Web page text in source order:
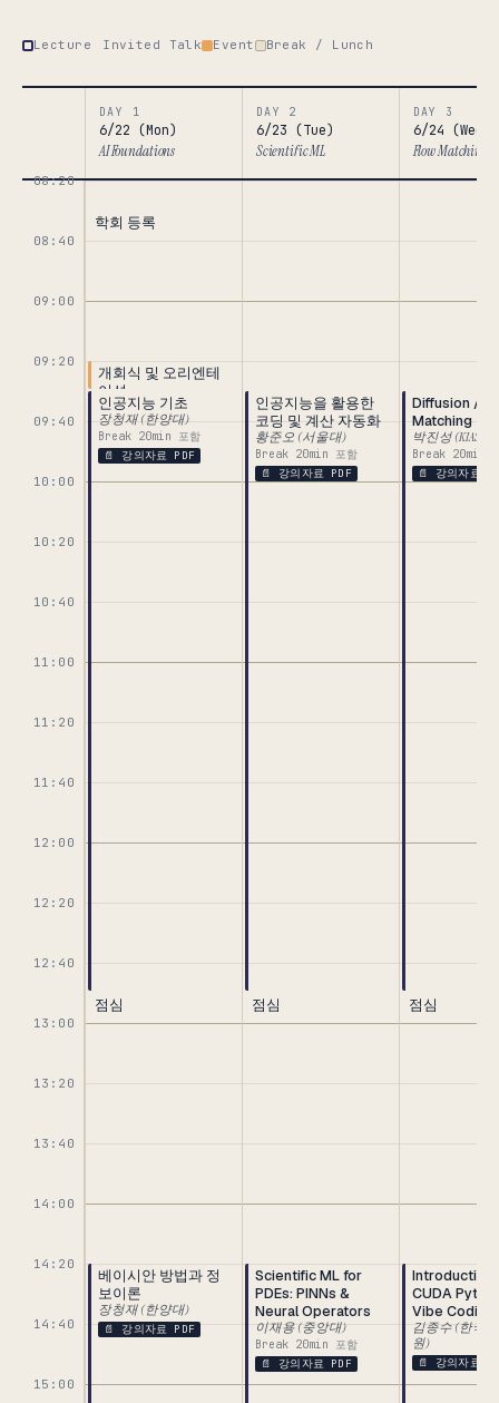
Lecture Invited Talk Event Break / Lunch
DAY 1
6/22 (Mon)
AI Foundations
DAY 2
6/23 (Tue)
Scientific ML
DAY 3
6/24 (Wed)
Flow Matching &
08:20
08:40
09:00
09:20
09:40
10:00
10:20
10:40
11:00
11:20
11:40
12:00
12:20
12:40
13:00
13:20
13:40
14:00
14:20
14:40
15:00
학회 등록
개회식 및 오리엔테
이션
인공지능 기초
장청재 (한양대)
Break 20min 포함
📄 강의자료 PDF
점심
베이시안 방법과 정
보이론
장청재 (한양대)
📄 강의자료 PDF
인공지능을 활용한
코딩 및 계산 자동화
황준오 (서울대)
Break 20min 포함
📄 강의자료 PDF
점심
Scientific ML for
PDEs: PINNs &
Neural Operators
이재용 (중앙대)
Break 20min 포함
📄 강의자료 PDF
Diffusion /
Matching 기
박진성 (KIAS)
Break 20min
📄 강의자료
점심
Introduction
CUDA
Vibe Coding
김종수 (한국
원)
📄 강의자료